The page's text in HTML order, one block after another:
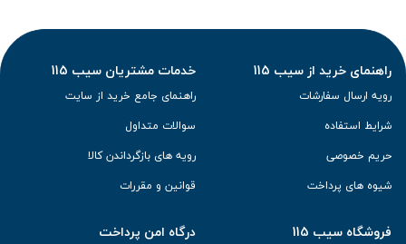
راهنمای خرید از سیب 115
رویه ارسال سفارشات
شرایط استفاده
حریم خصوصی
شیوه های پرداخت
خدمات مشتریان سیب 115
راهنمای جامع خرید از سایت
سوالات متداول
رویه های بازگرداندن کالا
قوانین و مقررات
فروشگاه سیب 115 درگاه امن پرداخت